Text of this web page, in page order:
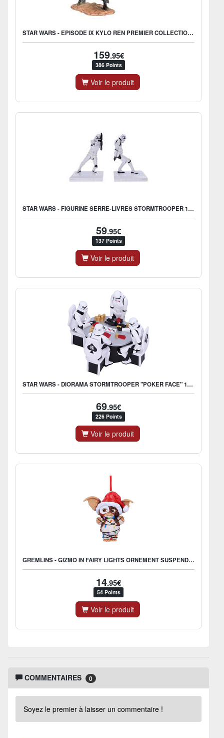
STAR WARS - EPISODE IX KYLO REN PREMIER COLLECTION FIGURE 28CM
159.95€
386 Points
Voir le produit
STAR WARS - FIGURINE SERRE-LIVRES STORMTROOPER 18.5CM
59.95€
137 Points
Voir le produit
STAR WARS - DIORAMA STORMTROOPER "POKER FACE" 18.3CM
69.95€
226 Points
Voir le produit
GREMLINS - GIZMO IN FAIRY LIGHTS ORNEMENT SUSPENDU 10,5 CM ENG
14.95€
54 Points
Voir le produit
COMMENTAIRES 0
Soyez le premier à laisser un commentaire !